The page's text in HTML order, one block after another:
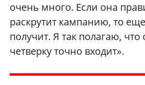
очень много. Если она
раскрутит кампанию, то
получит. Я так полагаю, что
четверку точно входит».